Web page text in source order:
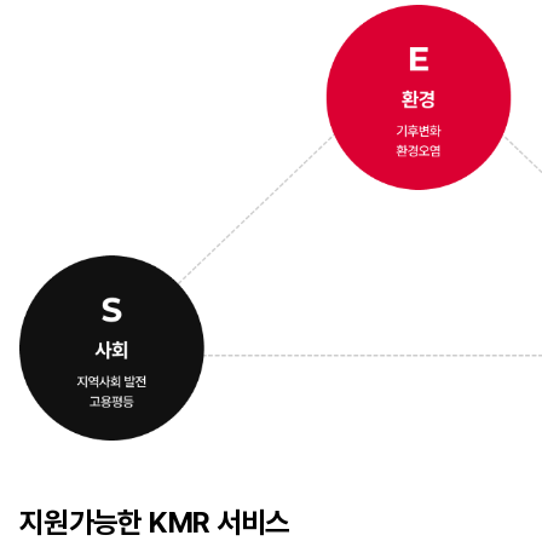
지원가능한 KMR 서비스